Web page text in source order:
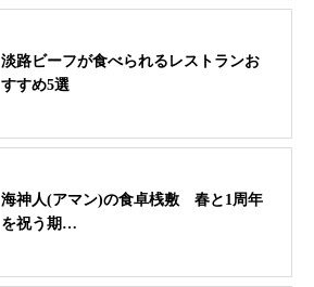
淡路ビーフが食べられるレストランお
すすめ5選
海神人(アマン)の食卓桟敷 春と1周年
を祝う期…